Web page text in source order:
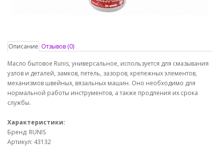
Описание Отзывов (0)
Масло бытовое Runis, универсальное, используется для смазывания
узлов и деталей, замков, петель, зазоров, крепежных элементов,
механизмов швейных, вязальных машин. Оно необходимо для
нормальной работы инструментов, а также продления их срока
службы.
Характеристики:
Бренд: RUNIS
Артикул: 43132